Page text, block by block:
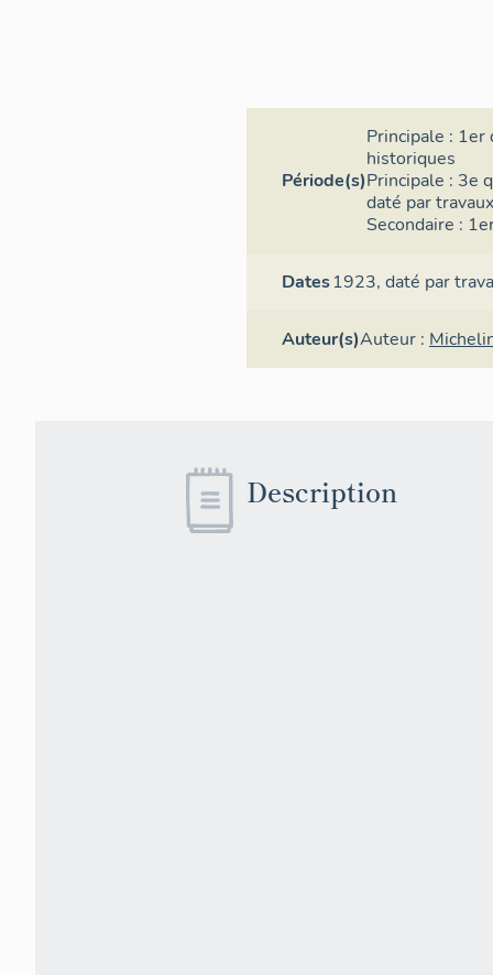
16/05/1972.
Des garages
1972 et 1974
été accolés à
Abricotiers".
Période(s)
Principale : 1er
historiques
Principale : 3e
daté par
Secondaire :
Dates1923,daté par
Auteur(s)Auteur :
Description